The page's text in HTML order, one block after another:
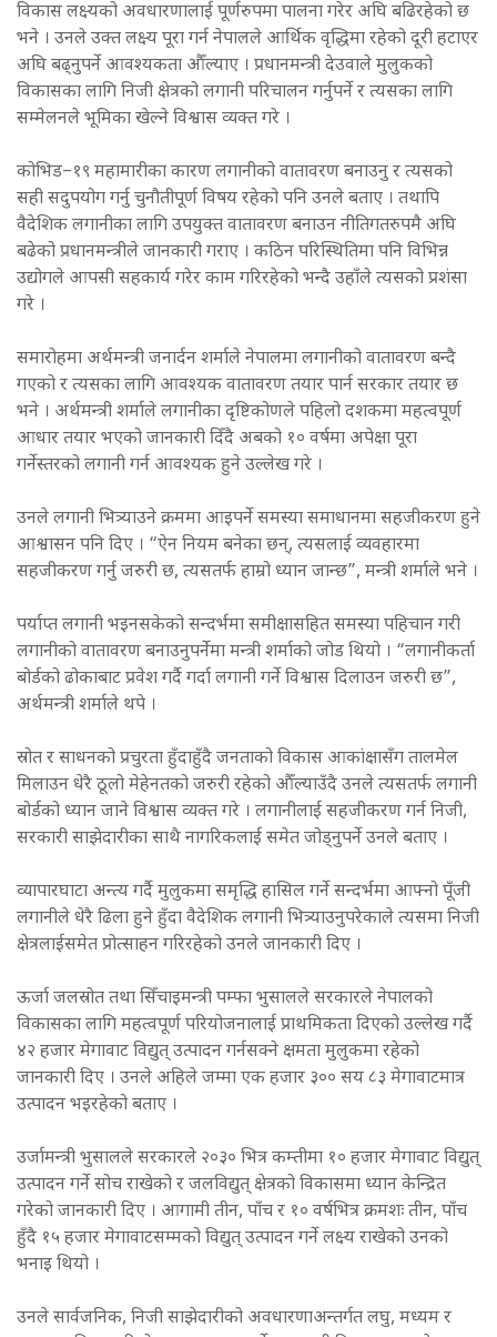
विकास लक्ष्यको अवधारणालाई पूर्णरुपमा पालना गरेर अघि बढिरहेको छ
भने । उनले उक्त लक्ष्य पूरा गर्न नेपालले आर्थिक वृद्धिमा रहेको दूरी हटाएर
अघि बढ्नुपर्ने आवश्यकता औँल्याए । प्रधानमन्त्री देउवाले मुलुकको
विकासका लागि निजी क्षेत्रको लगानी परिचालन गर्नुपर्ने र त्यसका लागि
सम्मेलनले भूमिका खेल्ने विश्वास व्यक्त गरे ।
कोभिड–१९ महामारीका कारण लगानीको वातावरण बनाउनु र त्यसको
सही सदुपयोग गर्नु चुनौतीपूर्ण विषय रहेको पनि उनले बताए । तथापि
वैदेशिक लगानीका लागि उपयुक्त वातावरण बनाउन नीतिगतरुपमै अघि
बढेको प्रधानमन्त्रीले जानकारी गराए । कठिन परिस्थितिमा पनि विभिन्न
उद्योगले आपसी सहकार्य गरेर काम गरिरहेको भन्दै उहाँले त्यसको प्रशंसा
गरे ।
समारोहमा अर्थमन्त्री जनार्दन शर्माले नेपालमा लगानीको वातावरण बन्दै
गएको र त्यसका लागि आवश्यक वातावरण तयार पार्न सरकार तयार छ
भने । अर्थमन्त्री शर्माले लगानीका दृष्टिकोणले पहिलो दशकमा महत्वपूर्ण
आधार तयार भएको जानकारी दिँदै अबको १० वर्षमा अपेक्षा पूरा
गर्नेस्तरको लगानी गर्न आवश्यक हुने उल्लेख गरे ।
उनले लगानी भित्र्याउने क्रममा आइपर्ने समस्या समाधानमा सहजीकरण हुने
आश्वासन पनि दिए । “ऐन नियम बनेका छन्, त्यसलाई व्यवहारमा
सहजीकरण गर्नु जरुरी छ, त्यसतर्फ हाम्रो ध्यान जान्छ”, मन्त्री शर्माले भने ।
पर्याप्त लगानी भइनसकेको सन्दर्भमा समीक्षासहित समस्या पहिचान गरी
लगानीको वातावरण बनाउनुपर्नेमा मन्त्री शर्माको जोड थियो । “लगानीकर्ता
बोर्डको ढोकाबाट प्रवेश गर्दै गर्दा लगानी गर्ने विश्वास दिलाउन जरुरी छ”,
अर्थमन्त्री शर्माले थपे ।
स्रोत र साधनको प्रचुरता हुँदाहुँदै जनताको विकास आकांक्षासँग तालमेल
मिलाउन धेरै ठूलो मेहेनतको जरुरी रहेको औँल्याउँदै उनले त्यसतर्फ लगानी
बोर्डको ध्यान जाने विश्वास व्यक्त गरे । लगानीलाई सहजीकरण गर्न निजी,
सरकारी साझेदारीका साथै नागरिकलाई समेत जोड्नुपर्ने उनले बताए ।
व्यापारघाटा अन्त्य गर्दै मुलुकमा समृद्धि हासिल गर्ने सन्दर्भमा आफ्नो पूँजी
लगानीले धेरै ढिला हुने हुँदा वैदेशिक लगानी भित्र्याउनुपरेकाले त्यसमा निजी
क्षेत्रलाईसमेत प्रोत्साहन गरिरहेको उनले जानकारी दिए ।
ऊर्जा जलस्रोत तथा सिँचाइमन्त्री पम्फा भुसालले सरकारले नेपालको
विकासका लागि महत्वपूर्ण परियोजनालाई प्राथमिकता दिएको उल्लेख गर्दै
४२ हजार मेगावाट विद्युत् उत्पादन गर्नसक्ने क्षमता मुलुकमा रहेको
जानकारी दिए । उनले अहिले जम्मा एक हजार ३०० सय ८३ मेगावाटमात्र
उत्पादन भइरहेको बताए ।
उर्जामन्त्री भुसालले सरकारले २०३० भित्र कम्तीमा १० हजार मेगावाट विद्युत्
उत्पादन गर्ने सोच राखेको र जलविद्युत् क्षेत्रको विकासमा ध्यान केन्द्रित
गरेको जानकारी दिए । आगामी तीन, पाँच र १० वर्षभित्र क्रमशः तीन, पाँच
हुँदै १५ हजार मेगावाटसम्मको विद्युत् उत्पादन गर्ने लक्ष्य राखेको उनको
भनाइ थियो ।
उनले सार्वजनिक, निजी साझेदारीको अवधारणाअन्तर्गत लघु, मध्यम र